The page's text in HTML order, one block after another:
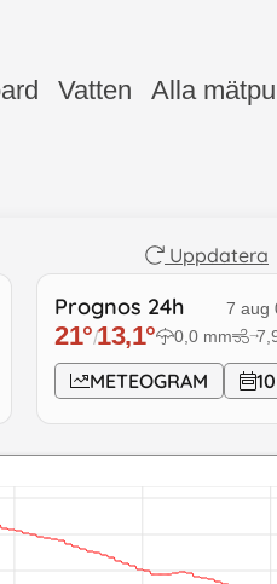
Vatten Alla
Uppdatera
Prognos 24h 7 aug
21°/13,1° 0,0 mm ↓
METEOGRAM